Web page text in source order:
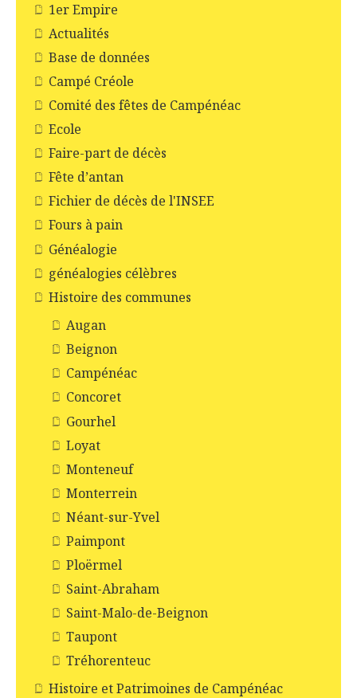
1er Empire
Actualités
Base de données
Campé Créole
Comité des fêtes de Campénéac
Ecole
Faire-part de décès
Fête d’antan
Fichier de décès de l'INSEE
Fours à pain
Généalogie
généalogies célèbres
Histoire des communes
Augan
Beignon
Campénéac
Concoret
Gourhel
Loyat
Monteneuf
Monterrein
Néant-sur-Yvel
Paimpont
Ploërmel
Saint-Abraham
Saint-Malo-de-Beignon
Taupont
Tréhorenteuc
Histoire et Patrimoines de Campénéac